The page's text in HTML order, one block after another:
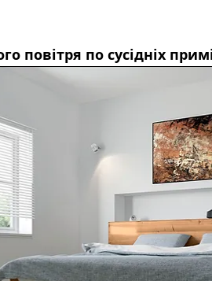
повітря по сусідніх